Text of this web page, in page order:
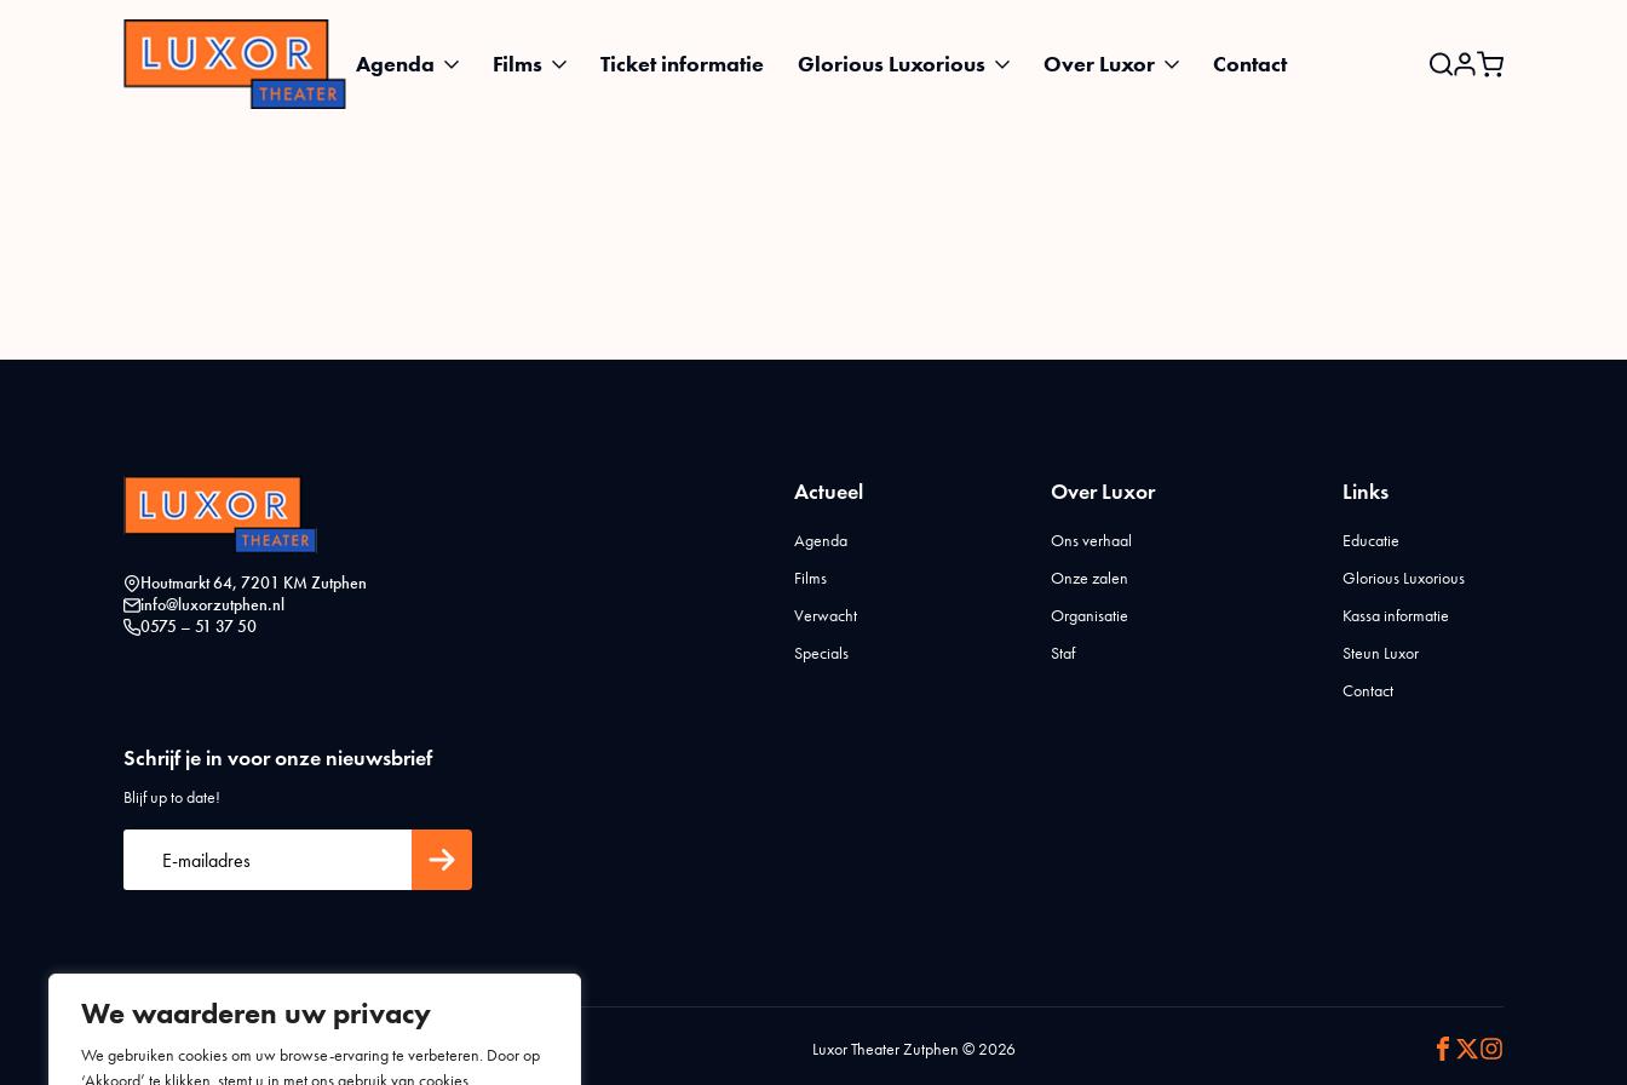
We waarderen uw privacy
We gebruiken cookies om uw browse-ervaring te verbeteren. Door op
‘Akkoord’ te klikken, stemt u in met ons gebruik van cookies.
Agenda Films Ticket informatie Glorious Luxorious Over Luxor
Contact
Houtmarkt 64, 7201 KM Zutphen
info@luxorzutphen.nl
0575 – 51 37 50
Actueel
Agenda
Films
Verwacht
Specials
Over Luxor
Ons verhaal
Onze zalen
Organisatie
Staf
Links
Educatie
Glorious Luxorious
Kassa informatie
Steun Luxor
Contact
Schrijf je in voor onze nieuwsbrief
Blijf up to date!
Algemene voorwaardenPrivacy statement Luxor Theater Zutphen © 2026